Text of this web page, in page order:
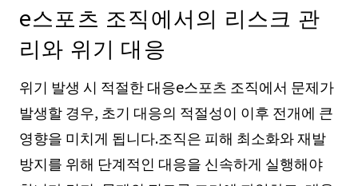
e스포츠 조직에서의 리스크 관
리와 위기 대응
위기 발생 시 적절한 대응e스포츠 조직에서 문제가
발생할 경우, 초기 대응의 적절성이 이후 전개에 큰
영향을 미치게 됩니다.조직은 피해 최소화와 재발
방지를 위해 단계적인 대응을 신속하게 실행해야